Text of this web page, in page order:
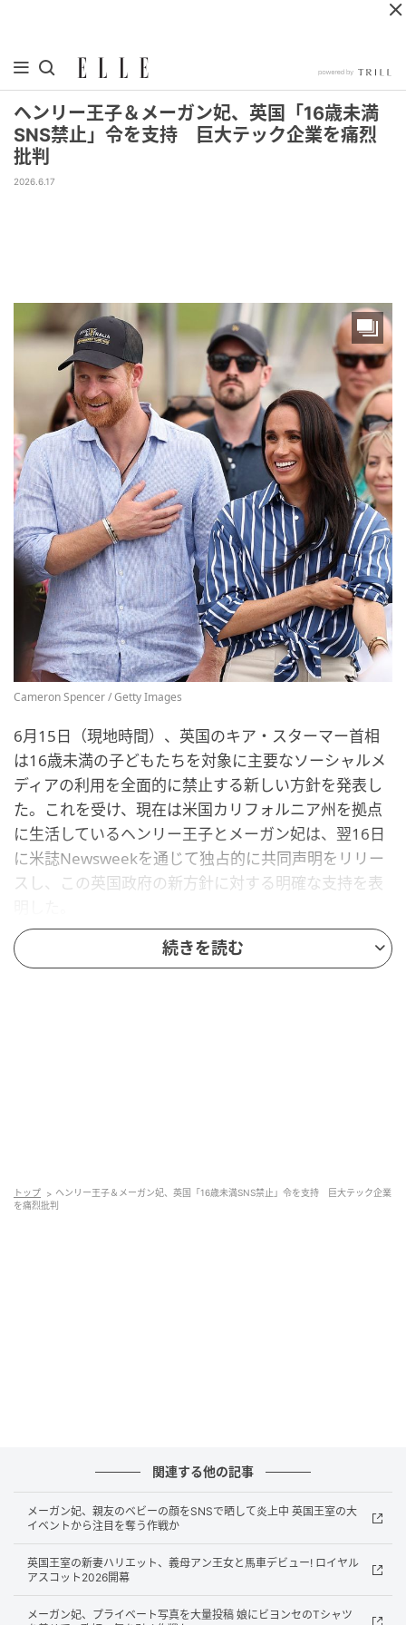
ヘンリー王子＆メーガン妃、英国「16歳未満
SNS禁止」令を支持 巨大テック企業を痛烈
批判
2026.6.17
Cameron Spencer / Getty Images
6月15日（現地時間）、英国のキア・スターマー首相
は16歳未満の子どもたちを対象に主要なソーシャルメ
ディアの利用を全面的に禁止する新しい方針を発表し
た。これを受け、現在は米国カリフォルニア州を拠点
に生活しているヘンリー王子とメーガン妃は、翌16日
に米誌Newsweekを通じて独占的に共同声明をリリー
スし、この英国政府の新方針に対する明確な支持を表
Bryan Bedder / Getty Images
今回のニュースが単なるセレブの意見に留まらず、大
きな注目を集めているのには理由がある。現在、SNS
の利用禁止を巡っては、世界中で議論が巻き起こって
いるためだ。オーストラリアが先んじて法制化するな
ど国際的な規制の波が広がるなか、英国ロイヤルであ
りながら現在は巨大テック企業が集まるアメリカを拠
続きを読む
トップ
ヘンリー王子＆メーガン妃、英国「16歳未満SNS禁止」令を支持 巨大テック企業
を痛烈批判
関連する他の記事
メーガン妃、親友のベビーの顔をSNSで晒して炎上中 英国王室の大
イベントから注目を奪う作戦か
英国王室の新妻ハリエット、義母アン王女と馬車デビュー! ロイヤル
アスコット2026開幕
メーガン妃、プライベート写真を大量投稿 娘にビヨンセのTシャツ